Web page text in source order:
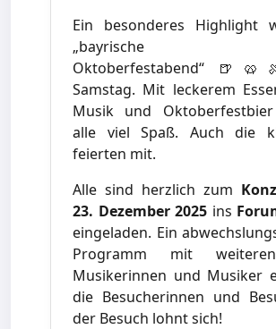
Ein besonderes Highlight
„bayrische
Oktoberfestabend“
Samstag. Mit leckerem
Musik und
alle viel Spaß. Auch die
feierten mit.
Alle sind herzlich zum
23. Dezember 2025 ins
eingeladen. Ein
Programm mit
Musikerinnen und Musiker
die Besucherinnen und
der Besuch lohnt sich!